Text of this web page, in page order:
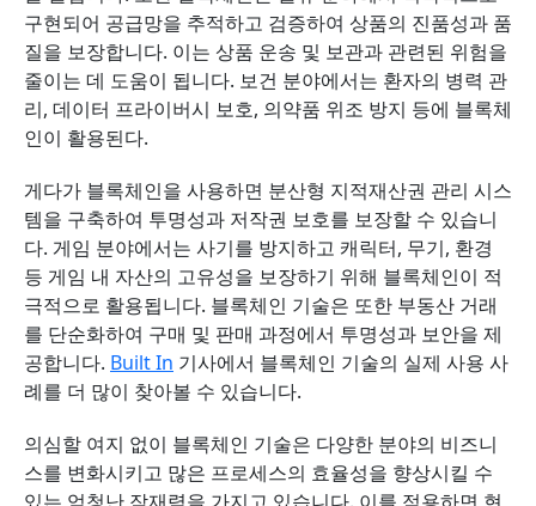
구현되어 공급망을 추적하고 검증하여 상품의 진품성과 품
질을 보장합니다. 이는 상품 운송 및 보관과 관련된 위험을
줄이는 데 도움이 됩니다. 보건 분야에서는 환자의 병력 관
리, 데이터 프라이버시 보호, 의약품 위조 방지 등에 블록체
인이 활용된다.
게다가 블록체인을 사용하면 분산형 지적재산권 관리 시스
템을 구축하여 투명성과 저작권 보호를 보장할 수 있습니
다. 게임 분야에서는 사기를 방지하고 캐릭터, 무기, 환경
등 게임 내 자산의 고유성을 보장하기 위해 블록체인이 적
극적으로 활용됩니다. 블록체인 기술은 또한 부동산 거래
를 단순화하여 구매 및 판매 과정에서 투명성과 보안을 제
공합니다. Built In 기사에서 블록체인 기술의 실제 사용 사
례를 더 많이 찾아볼 수 있습니다.
의심할 여지 없이 블록체인 기술은 다양한 분야의 비즈니
스를 변화시키고 많은 프로세스의 효율성을 향상시킬 수